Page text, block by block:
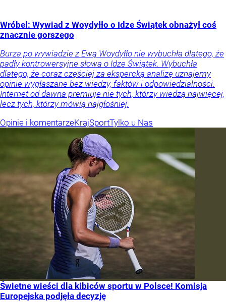
Wróbel: Wywiad z Woydyłło o Idze Świątek obnażył coś
znacznie gorszego
Burza po wywiadzie z Ewą Woydyłło nie wybuchła dlatego, że
padły kontrowersyjne słowa o Idze Świątek. Wybuchła
dlatego, że coraz częściej za ekspercką analizę uznajemy
opinie wygłaszane bez wiedzy, faktów i odpowiedzialności.
Internet od dawna premiuje nie tych, którzy wiedzą najwięcej,
lecz tych, którzy mówią najgłośniej.
Opinie i komentarzeKrajSportTylko u Nas
Świetne wieści dla kibiców sportu w Polsce! Komisja
Europejska podjęła decyzję